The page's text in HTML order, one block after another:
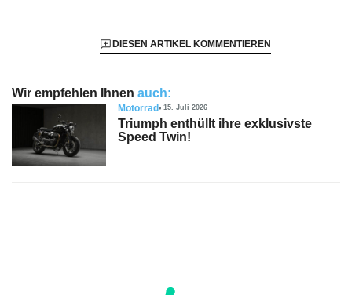
DIESEN ARTIKEL KOMMENTIEREN
Wir empfehlen Ihnen auch:
Motorrad 15. Juli 2026
Triumph enthüllt ihre exklusivste
Speed Twin!